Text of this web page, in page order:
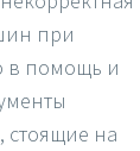
при
в помощь и
стоящие на